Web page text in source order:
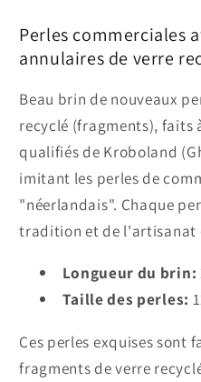
Perles commerciales
annulaires de verre
Beau brin de nouveaux
recyclé (fragments), faits
qualifiés de Kroboland
imitant les perles de
"néerlandais". Chaque
tradition et de l'artisanat
Longueur du brin:
Taille des perles:
Ces perles exquises sont
fragments de verre